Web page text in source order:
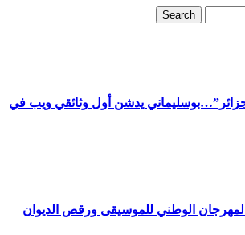
Search
يدشن أول وثائقي ويب في
المهرجان الوطني للموسيقى ورقص الديوان